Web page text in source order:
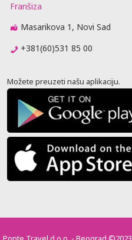
Franšiza
Masarikova 1, Novi Sad
+381(60)531 85 00
Možete preuzeti našu aplikaciju.